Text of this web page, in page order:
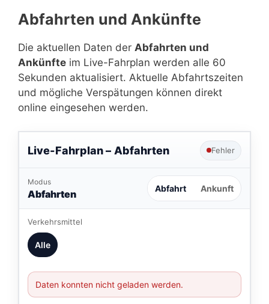
Abfahrten und Ankünfte
Die aktuellen Daten der Abfahrten und
Ankünfte im Live-Fahrplan werden alle 60
Sekunden aktualisiert. Aktuelle Abfahrtszeiten
und mögliche Verspätungen können direkt
online eingesehen werden.
Live-Fahrplan – Abfahrten Fehler
Modus
Abfahrten Abfahrt Ankunft
Verkehrsmittel
Alle
Daten konnten nicht geladen werden.